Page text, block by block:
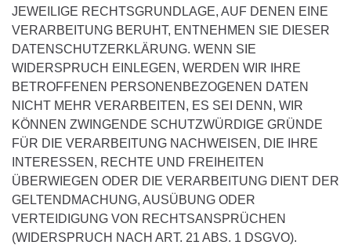
JEWEILIGE RECHTSGRUNDLAGE, AUF DENEN EINE
VERARBEITUNG BERUHT, ENTNEHMEN SIE DIESER
DATENSCHUTZERKLÄRUNG. WENN SIE
WIDERSPRUCH EINLEGEN, WERDEN WIR IHRE
BETROFFENEN PERSONENBEZOGENEN DATEN
NICHT MEHR VERARBEITEN, ES SEI DENN, WIR
KÖNNEN ZWINGENDE SCHUTZWÜRDIGE GRÜNDE
FÜR DIE VERARBEITUNG NACHWEISEN, DIE IHRE
INTERESSEN, RECHTE UND FREIHEITEN
ÜBERWIEGEN ODER DIE VERARBEITUNG DIENT DER
GELTENDMACHUNG, AUSÜBUNG ODER
VERTEIDIGUNG VON RECHTSANSPRÜCHEN
(WIDERSPRUCH NACH ART. 21 ABS. 1 DSGVO).